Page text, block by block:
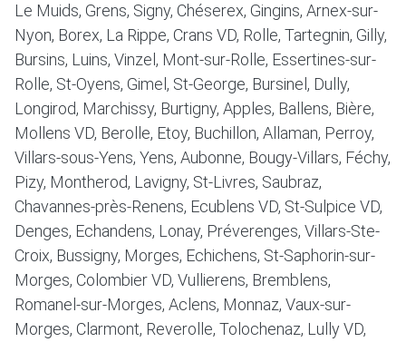
Le Muids, Grens, Signy, Chéserex, Gingins, Arnex-sur-
Nyon, Borex, La Rippe, Crans VD, Rolle, Tartegnin, Gilly,
Bursins, Luins, Vinzel, Mont-sur-Rolle, Essertines-sur-
Rolle, St-Oyens, Gimel, St-George, Bursinel, Dully,
Longirod, Marchissy, Burtigny, Apples, Ballens, Bière,
Mollens VD, Berolle, Etoy, Buchillon, Allaman, Perroy,
Villars-sous-Yens, Yens, Aubonne, Bougy-Villars, Féchy,
Pizy, Montherod, Lavigny, St-Livres, Saubraz,
Chavannes-près-Renens, Ecublens VD, St-Sulpice VD,
Denges, Echandens, Lonay, Préverenges, Villars-Ste-
Croix, Bussigny, Morges, Echichens, St-Saphorin-sur-
Morges, Colombier VD, Vullierens, Bremblens,
Romanel-sur-Morges, Aclens, Monnaz, Vaux-sur-
Morges, Clarmont, Reverolle, Tolochenaz, Lully VD,